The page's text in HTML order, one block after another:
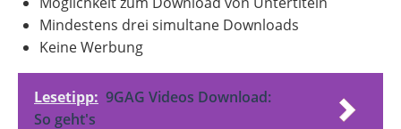
Mindestens drei simultane Downloads
Keine Werbung
Lesetipp: 9GAG Videos Download:
So geht's